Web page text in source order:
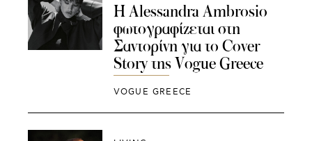
Η Alessandra Ambrosio
φωτογραφίζεται στη
Σαντορίνη για το Cover
Story της Vogue Greece
VOGUE GREECE